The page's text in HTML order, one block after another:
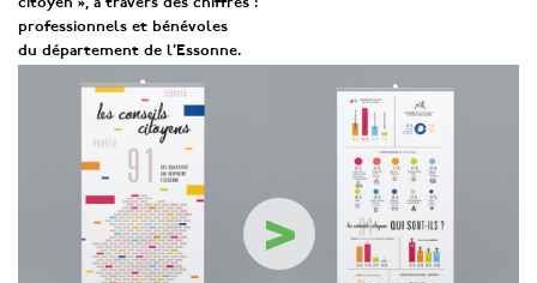
citoyen », à travers des chiffres :
professionnels et bénévoles
du département de l’Essonne.
>